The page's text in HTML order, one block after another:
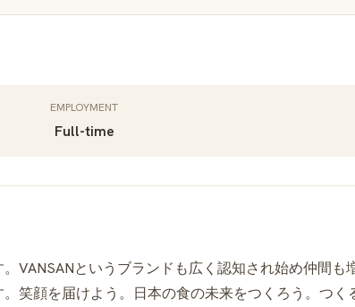
EMPLOYMENT
Full-time
VANSANというブランドも広く認知され始め仲間も
笑顔を届けよう。日本の食の未来をつくろう。つく